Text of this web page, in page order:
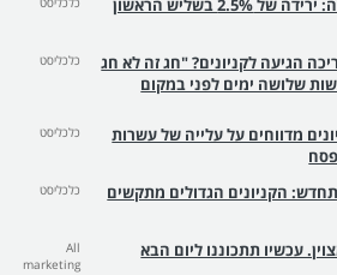
שוק המזון בצניחה: ירידה של 2.5% בשליש הראשון
הגיעה לקניונים? "חג זה לא חג
שלושה ימים לפני במקום
כלכליסט
מדווחים על עלייה של עשרות
כלכליסט
הקניונים הגדולים מתקשים
כלכליסט
עכשיו תתכוננו ליום הבא
All
marketing